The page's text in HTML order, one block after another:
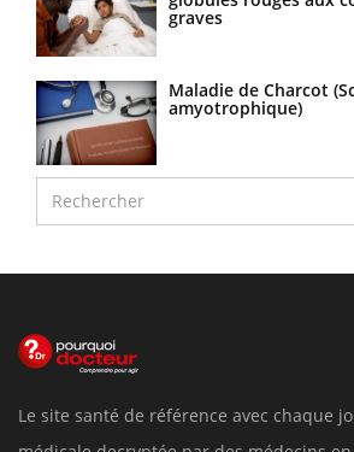
graves
Maladie de Charcot
amyotrophique)
Le site santé de référence avec chaque